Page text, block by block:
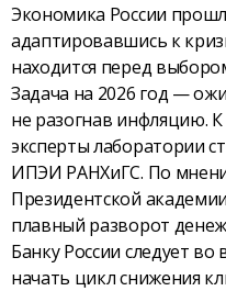
Экономика России
адаптировавшись к
находится перед
Задача на 2026 год —
не разогнав инфляцию.
эксперты лаборатории
ИПЭИ РАНХиГС. По
Президентской
плавный разворот
Банку России следует
начать цикл снижения